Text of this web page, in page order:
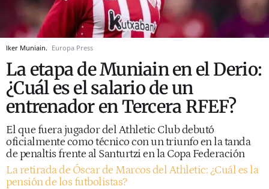
Iker Muniain. Europa Press
La etapa de Muniain en el Derio:
¿Cuál es el salario de un
entrenador en Tercera RFEF?
El que fuera jugador del Athletic Club debutó
oficialmente como técnico con un triunfo en la tanda
de penaltis frente al Santurtzi en la Copa Federación
La retirada de Óscar de Marcos del Athletic: ¿Cuál es la
pensión de los futbolistas?